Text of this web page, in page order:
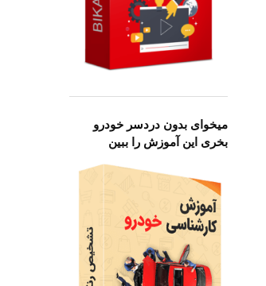
میخوای بدون دردسر خودرو
بخری این آموزش را ببین